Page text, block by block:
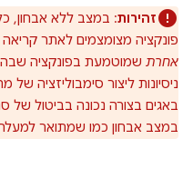
זהירות: במצב ללא אבחון,
פונקציה מצומצמים לאתר קריאה
אחרת שמוטמעת בפונקציה
ניסיונות ליצור סימבוליזציה
באגים בצורה נכונה בביטול של
במצב אבחון כמו שמתואר